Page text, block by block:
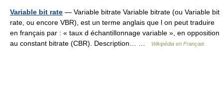
Variable bit rate — Variable bitrate Variable bitrate (ou Variable bit
rate, ou encore VBR), est un terme anglais que l on peut traduire
en français par : « taux d échantillonnage variable », en opposition
au constant bitrate (CBR). Description… …
Wikipédia en Français